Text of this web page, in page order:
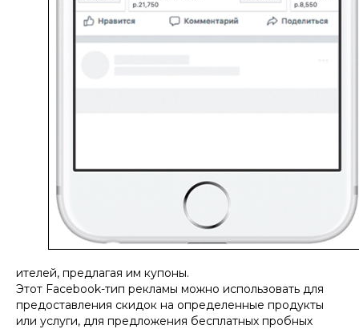
ителей, предлагая им купоны.
Этот Facebook-тип рекламы можно использовать для
предоставления скидок на определенные продукты
или услуги, для предложения бесплатных пробных